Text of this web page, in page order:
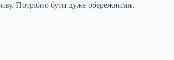
Потрібно бути дуже обережними.